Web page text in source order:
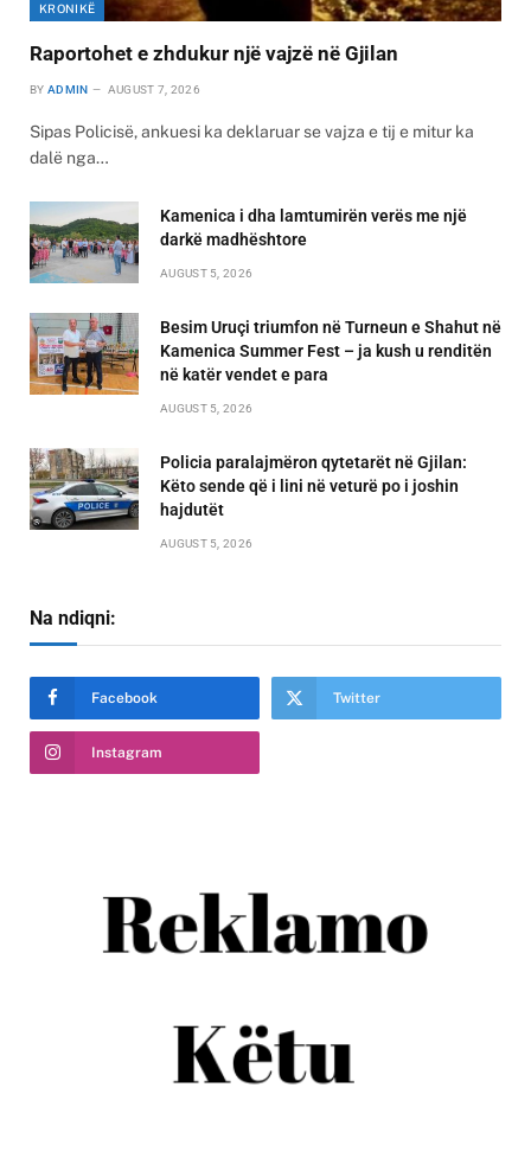
KRONIKË
Raportohet e zhdukur një vajzë në Gjilan
BY ADMIN AUGUST 7, 2026
Sipas Policisë, ankuesi ka deklaruar se vajza e tij e mitur ka
dalë nga…
Kamenica i dha lamtumirën verës me një
darkë madhështore
AUGUST 5, 2026
Besim Uruçi triumfon në Turneun e Shahut në
Kamenica Summer Fest – ja kush u renditën
në katër vendet e para
AUGUST 5, 2026
Policia paralajmëron qytetarët në Gjilan:
Këto sende që i lini në veturë po i joshin
hajdutët
AUGUST 5, 2026
Na ndiqni:
Facebook Twitter
Instagram